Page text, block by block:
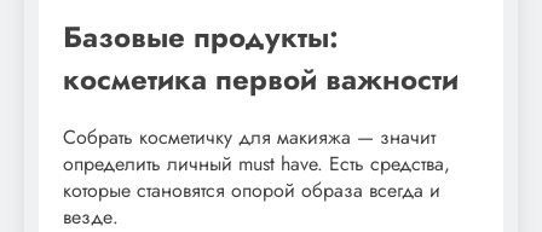
Базовые продукты:
косметика первой важности
Собрать косметичку для макияжа — значит
определить личный must have. Есть средства,
которые становятся опорой образа всегда и
везде.